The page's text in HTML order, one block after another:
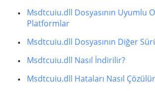
Msdtcuiu.dll Dosyasının Uyumlu
Platformlar
Msdtcuiu.dll Dosyasının Diğer
Msdtcuiu.dll Nasıl İndirilir?
Msdtcuiu.dll Hataları Nasıl